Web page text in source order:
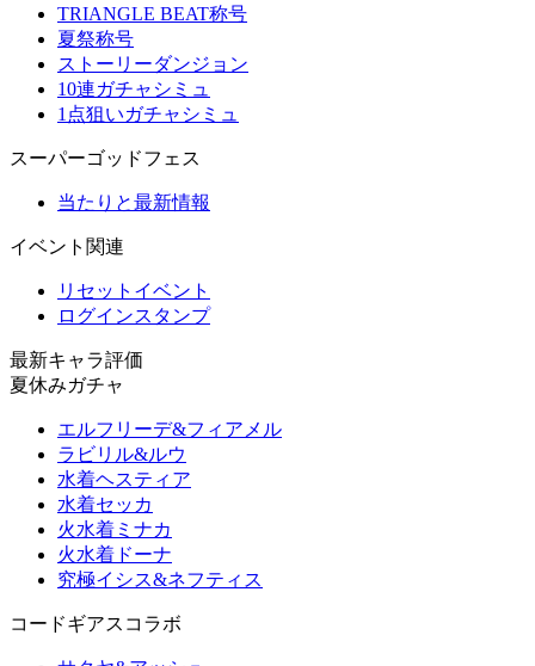
TRIANGLE BEAT称号
夏祭称号
ストーリーダンジョン
10連ガチャシミュ
1点狙いガチャシミュ
スーパーゴッドフェス
当たりと最新情報
イベント関連
リセットイベント
ログインスタンプ
最新キャラ評価
夏休みガチャ
エルフリーデ&フィアメル
ラビリル&ルウ
水着ヘスティア
水着セッカ
火水着ミナカ
火水着ドーナ
究極イシス&ネフティス
コードギアスコラボ